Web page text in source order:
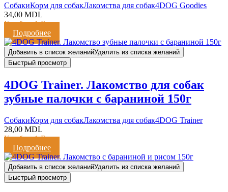
CобакиКорм для собакЛакомства для собак4DOG Goodies
34,00 MDL
Кешбэк:1 Балл
Подробнее
Добавить в список желанийУдалить из списка желаний
Быстрый просмотр
4DOG Trainer. Лакомство для собак
зубные палочки с бараниной 150г
CобакиКорм для собакЛакомства для собак4DOG Trainer
28,00 MDL
Кешбэк:1 Балл
Подробнее
Добавить в список желанийУдалить из списка желаний
Быстрый просмотр